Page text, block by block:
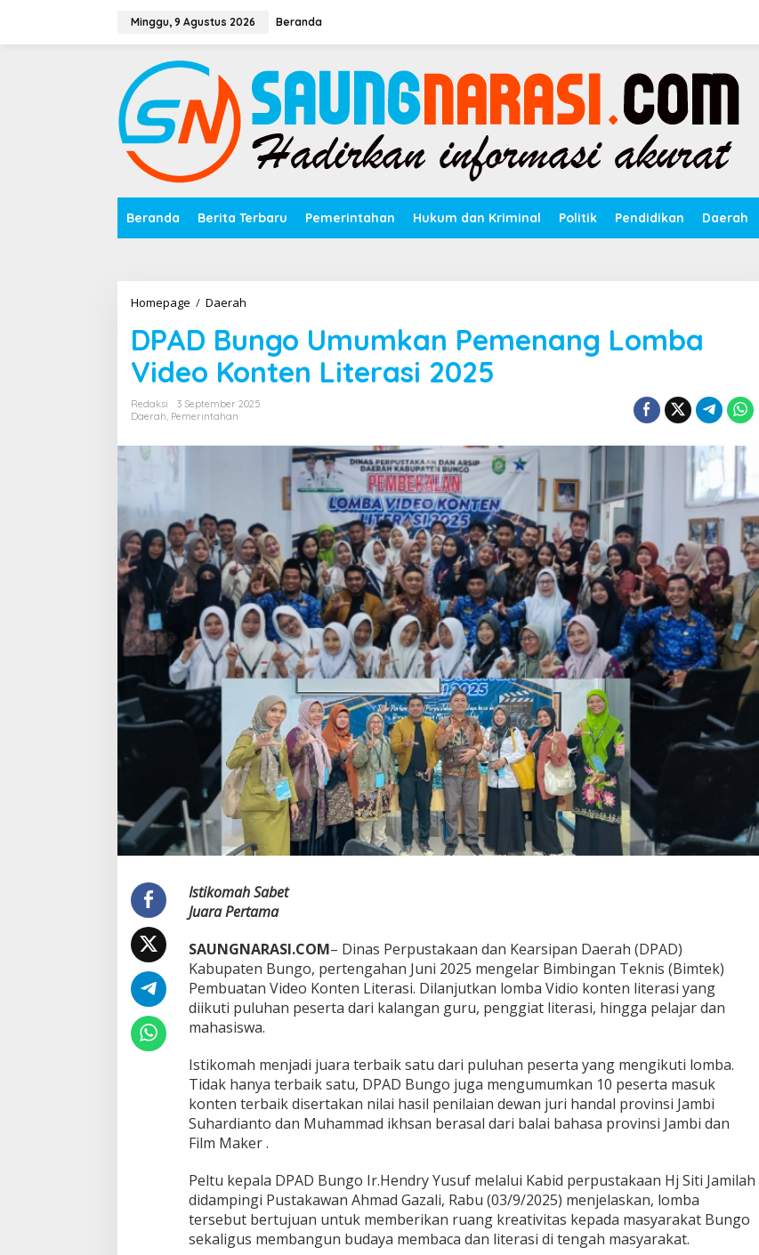
Minggu, 9 Agustus 2026 Beranda
Beranda Berita Terbaru Pemerintahan Hukum dan Kriminal Politik Pendidikan Daerah
Homepage / Daerah
Umumkan
Pemenang
Lomba
Video
Konten
DPAD Bungo Umumkan Pemenang Lomba
Video Konten Literasi 2025
Redaksi
3 September 2025
Daerah, Pemerintahan
Istikomah Sabet
Juara Pertama
SAUNGNARASI.COM– Dinas Perpustakaan dan Kearsipan Daerah (DPAD)
Kabupaten Bungo, pertengahan Juni 2025 mengelar Bimbingan Teknis (Bimtek)
Pembuatan Video Konten Literasi. Dilanjutkan lomba Vidio konten literasi yang
diikuti puluhan peserta dari kalangan guru, penggiat literasi, hingga pelajar dan
mahasiswa.
Istikomah menjadi juara terbaik satu dari puluhan peserta yang mengikuti lomba.
Tidak hanya terbaik satu, DPAD Bungo juga mengumumkan 10 peserta masuk
konten terbaik disertakan nilai hasil penilaian dewan juri handal provinsi Jambi
Suhardianto dan Muhammad ikhsan berasal dari balai bahasa provinsi Jambi dan
Film Maker .
Peltu kepala DPAD Bungo Ir.Hendry Yusuf melalui Kabid perpustakaan Hj Siti Jamilah
didampingi Pustakawan Ahmad Gazali, Rabu (03/9/2025) menjelaskan, lomba
tersebut bertujuan untuk memberikan ruang kreativitas kepada masyarakat Bungo
sekaligus membangun budaya membaca dan literasi di tengah masyarakat.